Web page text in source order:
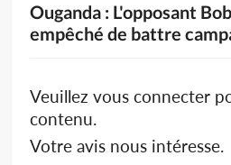
Ouganda : L'opposant
empêché de battre
Veuillez vous connecter
contenu.
Votre avis nous intéresse.